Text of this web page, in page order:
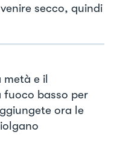
secco, quindi
e il
fuoco basso per
ora le